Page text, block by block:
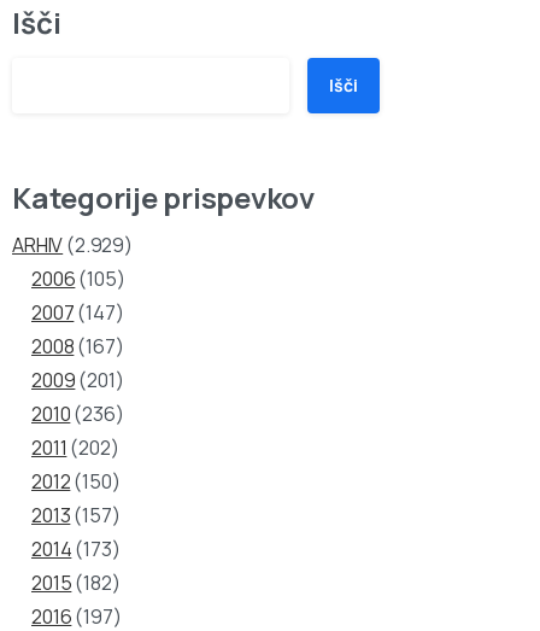
Išči
Išči
Kategorije prispevkov
ARHIV(2.929)
2006(105)
2007(147)
2008(167)
2009(201)
2010(236)
2011 (202)
2012(150)
2013(157)
2014(173)
2015(182)
2016(197)